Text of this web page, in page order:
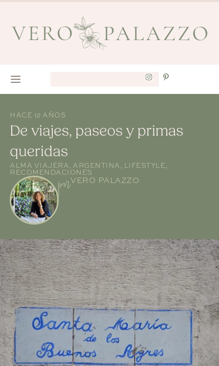
HACE 12 AÑOS
De viajes, paseos y primas
queridas
ALMA VIAJERA ARGENTINA LIFESTYLE
RECOMENDACIONES
porVERO PALAZZO